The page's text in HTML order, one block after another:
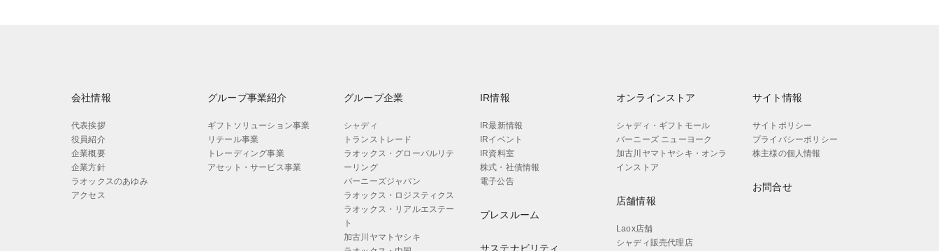
会社情報
代表挨拶
役員紹介
企業概要
企業方針
ラオックスのあゆみ
アクセス
グループ事業紹介
ギフトソリューション事業
リテール事業
トレーディング事業
アセット・サービス事業
グループ企業
シャディ
トランストレード
ラオックス・グローバルリテ
ーリング
バーニーズジャパン
ラオックス・ロジスティクス
ラオックス・リアルエステー
ト
加古川ヤマトヤシキ
IR情報
IR最新情報
IRイベント
IR資料室
株式・社債情報
電子公告
プレスルーム
サステナビリティ
オンラインストア
シャディ・ギフトモール
バーニーズ ニューヨーク
加古川ヤマトヤシキ・オンラ
インストア
店舗情報
Laox店舗
シャディ販売代理店
サイト情報
サイトポリシー
プライバシーポリシー
株主様の個人情報
お問合せ